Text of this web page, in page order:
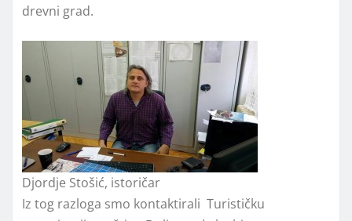
drevni grad.
Djordje Stošić, istoričar
Iz tog razloga smo kontaktirali Turističku